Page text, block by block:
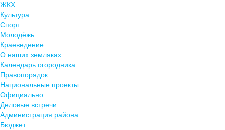
ЖКХ
Культура
Спорт
Молодёжь
Краеведение
О наших земляках
Календарь огородника
Правопорядок
Национальные проекты
Официально
Деловые встречи
Администрация района
Бюджет